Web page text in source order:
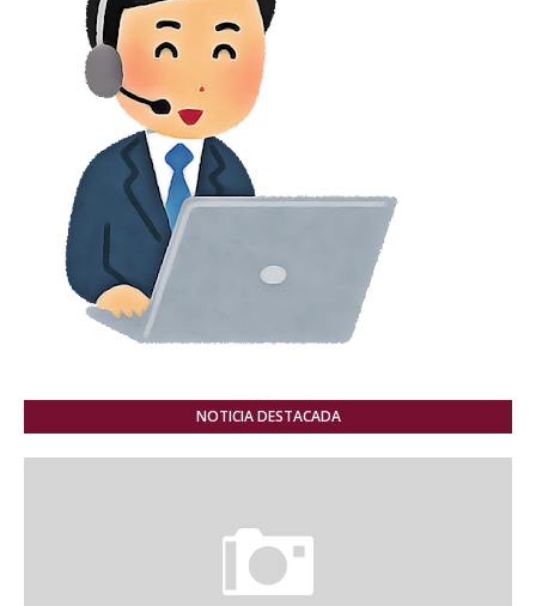
NOTICIA DESTACADA